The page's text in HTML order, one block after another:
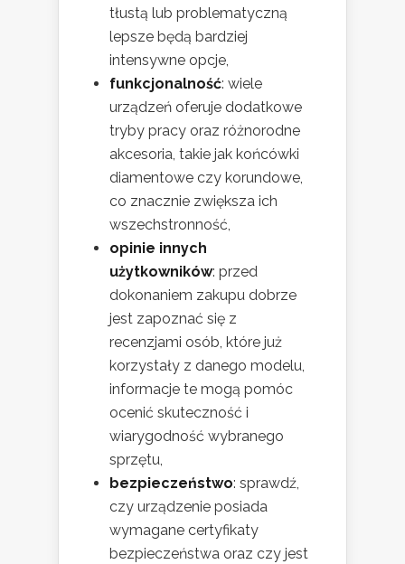
tłustą lub problematyczną
lepsze będą bardziej
intensywne opcje,
funkcjonalność: wiele
urządzeń oferuje dodatkowe
tryby pracy oraz różnorodne
akcesoria, takie jak końcówki
diamentowe czy korundowe,
co znacznie zwiększa ich
wszechstronność,
opinie innych
użytkowników: przed
dokonaniem zakupu dobrze
jest zapoznać się z
recenzjami osób, które już
korzystały z danego modelu,
informacje te mogą pomóc
ocenić skuteczność i
wiarygodność wybranego
sprzętu,
bezpieczeństwo: sprawdź,
czy urządzenie posiada
wymagane certyfikaty
bezpieczeństwa oraz czy jest